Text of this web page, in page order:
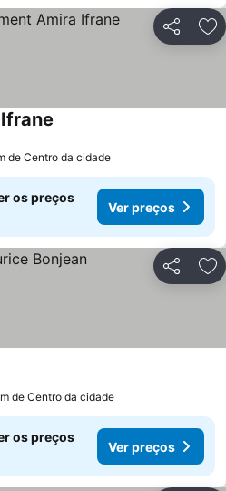
Partilhar
de Centro da cidade
os preços
Ver preços
Partilhar
de Centro da cidade
os preços
Ver preços